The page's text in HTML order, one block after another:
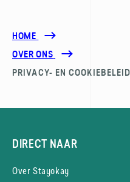
HOME
OVER ONS
PRIVACY- EN COOKIEBELEID
DIRECT NAAR
Over Stayokay